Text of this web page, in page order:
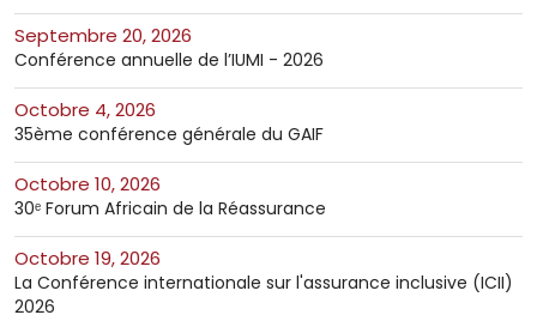
septembre 20, 2026
Conférence annuelle de l’IUMI - 2026
octobre 4, 2026
35ème conférence générale du GAIF
octobre 10, 2026
30ᵉ Forum Africain de la Réassurance
octobre 19, 2026
La Conférence internationale sur l'assurance inclusive (ICII)
2026